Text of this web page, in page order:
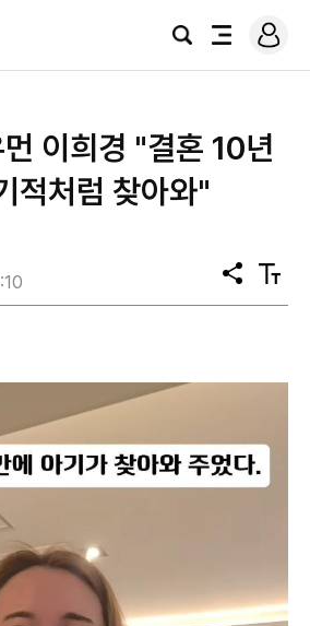
검
전
로
그
이희경 "결혼 10년
적처럼 찾아와"
공
유
텍
스